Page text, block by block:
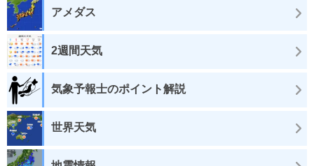
アメダス
2週間天気
気象予報士のポイント解説
世界天気